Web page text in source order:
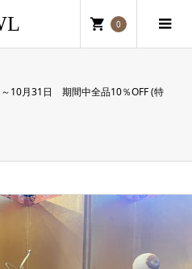
0
10月31日 期間中全品10％OFF (特